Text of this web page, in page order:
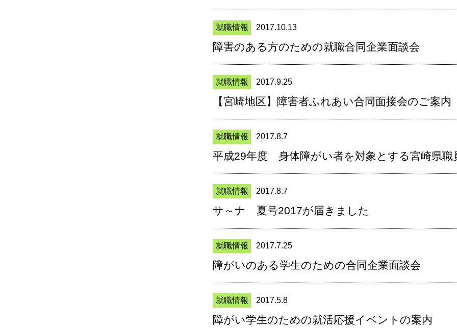
就職情報 2017.10.13
障害のある方のための就職合同企業面談会
就職情報 2017.9.25
【宮崎地区】障害者ふれあい合同面接会のご案内
就職情報 2017.8.7
平成29年度 身体障がい者を対象とする宮崎県職
就職情報 2017.8.7
サ～ナ 夏号2017が届きました
就職情報 2017.7.25
障がいのある学生のための合同企業面談会
就職情報 2017.5.8
障がい学生のための就活応援イベントの案内